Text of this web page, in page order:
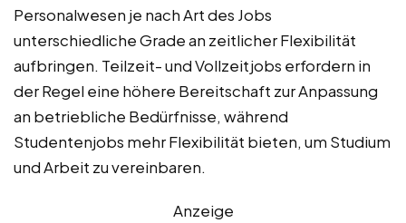
Personalwesen je nach Art des Jobs
unterschiedliche Grade an zeitlicher Flexibilität
aufbringen. Teilzeit- und Vollzeitjobs erfordern in
der Regel eine höhere Bereitschaft zur Anpassung
an betriebliche Bedürfnisse, während
Studentenjobs mehr Flexibilität bieten, um Studium
und Arbeit zu vereinbaren.
Anzeige